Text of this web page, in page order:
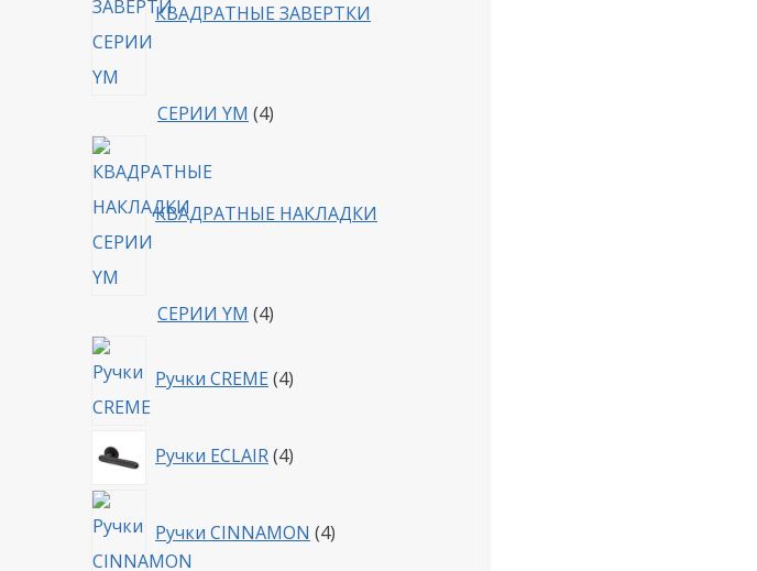
КВАДРАТНЫЕ ЗАВЕРТКИ
СЕРИИ YM 44
КВАДРАТНЫЕ НАКЛАДКИ
СЕРИИ YM 44
Ручки CREME 4товара
Ручки ECLAIR 44
Ручки CINNAMON 4товара